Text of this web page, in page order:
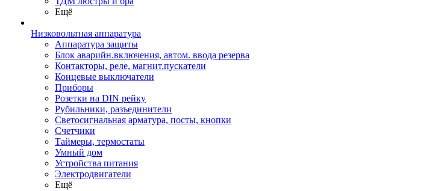
Ещё
Низковольтная аппаратура
Аппаратура защиты
Блок аварийн.включения, автом. ввода резерва
Контакторы, реле, магнит.пускатели
Концевые выключатели
Приборы
Розетки на DIN рейку
Рубильники, разъединители
Светосигнальная арматура, посты, кнопки
Счетчики
Таймеры, термостаты
Умный дом
Устройства питания
Электродвигатели
Ещё